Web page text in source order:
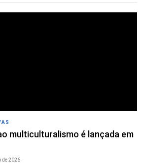
multiculturalismo é lançada em
de 2026